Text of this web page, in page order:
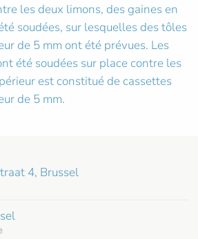
les deux limons, des gaines en
soudées, sur lesquelles des tôles
de 5 mm ont été prévues. Les
été soudées sur place contre les
est constitué de cassettes
de 5 mm.
4, Brussel